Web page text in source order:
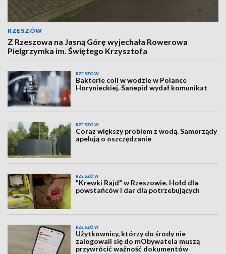
RZESZÓW
Z Rzeszowa na Jasną Górę wyjechała Rowerowa
Pielgrzymka im. Świętego Krzysztofa
RZESZÓW
Bakterie coli w wodzie w Polance
Horynieckiej. Sanepid wydał komunikat
RZESZÓW
Coraz większy problem z wodą. Samorządy
apelują o oszczędzanie
RZESZÓW
"Krewki Rajd" w Rzeszowie. Hołd dla
powstańców i dar dla potrzebujących
RZESZÓW
Użytkownicy, którzy do środy nie
zalogowali się do mObywatela muszą
przywrócić ważność dokumentów